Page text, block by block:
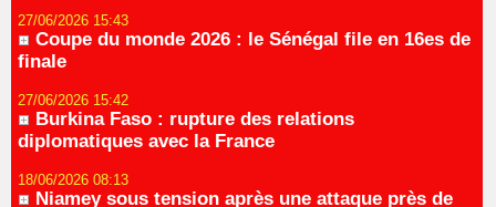
27/06/2026 15:43
Coupe du monde 2026 : le Sénégal file en 16es de
finale
27/06/2026 15:42
Burkina Faso : rupture des relations
diplomatiques avec la France
18/06/2026 08:13
Niamey sous tension après une attaque près de